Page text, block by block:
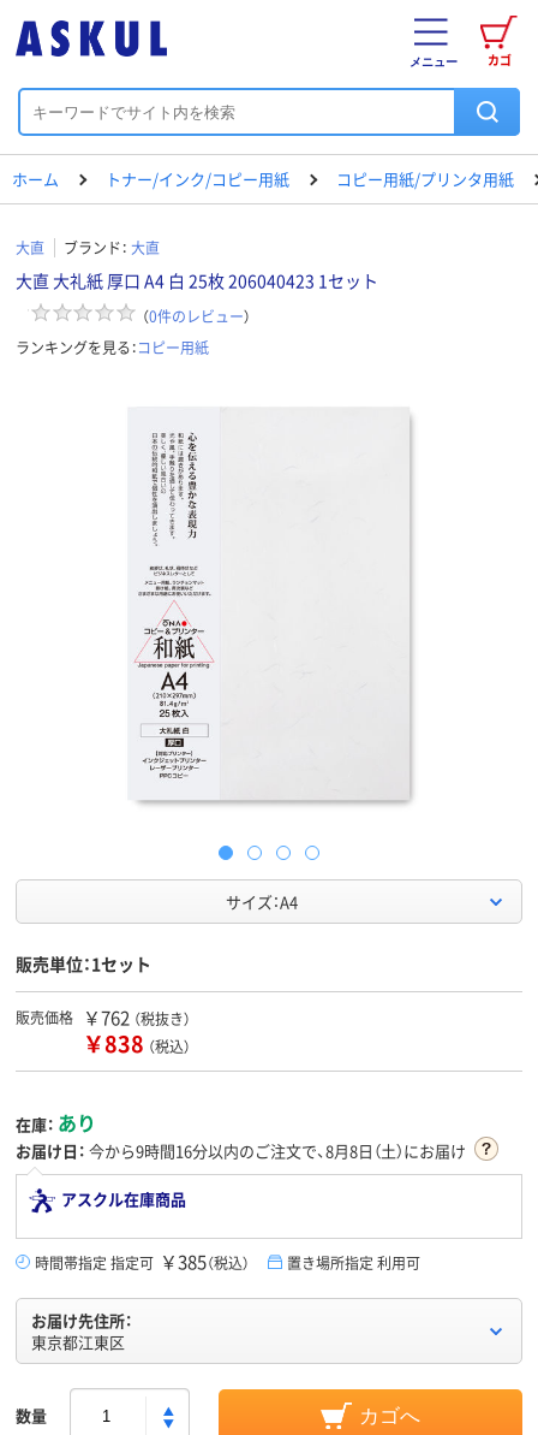
カゴ
メニュー
ホーム トナー/インク/コピー用紙 コピー用紙/プリンタ用紙
大直 ブランド： 大直
大直 大礼紙 厚口 A4 白 25枚 206040423 1セット
（0件のレビュー）
ランキングを見る：コピー用紙
サイズ：A4
販売単位：1セット
販売価格 ￥762 （税抜き）
￥838 （税込）
在庫： あり
お届け日： 今から9時間16分以内のご注文で、8月8日（土）にお届け
アスクル在庫商品
時間帯指定 指定可 ￥385（税込） 置き場所指定 利用可
お届け先住所：
東京都江東区
数量 カゴへ